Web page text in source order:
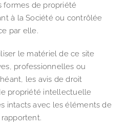
formes de propriété
à la Société ou contrôlée
par elle.
le matériel de ce site
professionnelles ou
les avis de droit
propriété intellectuelle
intacts avec les éléments de